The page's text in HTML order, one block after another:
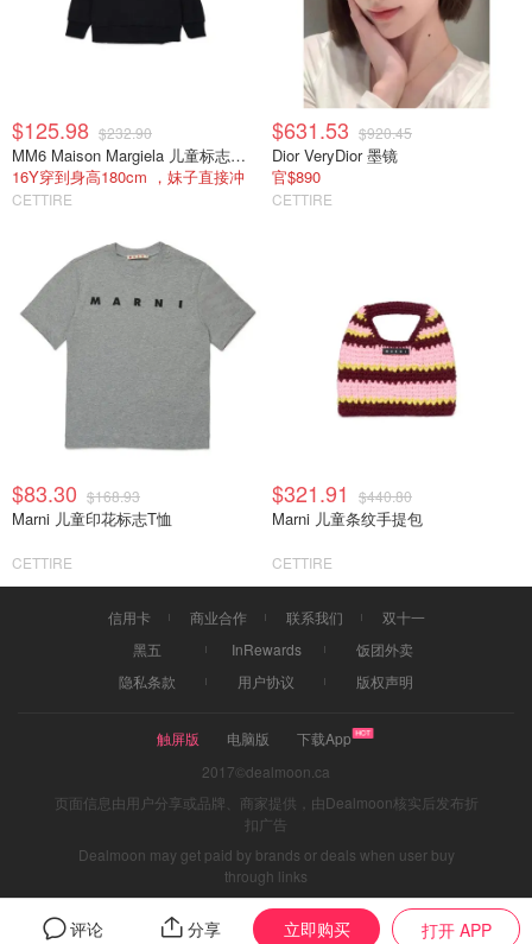
$125.98 $232.90
MM6 Maison Margiela 儿童标志卫衣
16Y穿到身高180cm ，妹子直接冲
CETTIRE
$631.53 $920.45
Dior VeryDior 墨镜
官$890
CETTIRE
$83.30 $168.93
Marni 儿童印花标志T恤
CETTIRE
$321.91 $440.80
Marni 儿童条纹手提包
CETTIRE
评论 分享 立即购买 打开 APP
信用卡 商业合作 联系我们
双十一
黑五
InRewards
饭团外卖
隐私条款
用户协议 版权声明
触屏版 电脑版
下载App
2017©dealmoon.ca
页面信息由用户分享或品牌、商家提供，由Dealmoon核实后发布折
扣广告
Dealmoon may get paid by brands or deals when user buy
through links